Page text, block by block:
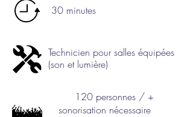
30 minutes
Technicien pour salles équipées
(son et lumière)
120 personnes / +
sonorisation nécessaire